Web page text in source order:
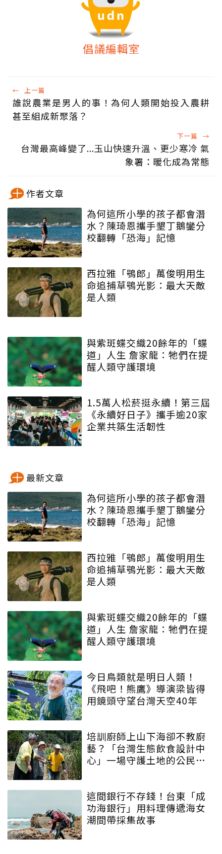
倡議編輯室
← 上一篇
誰說農業是男人的事！為何人類開始投入農耕
甚至組成新聚落？
下一篇 →
台灣最高峰變了...玉山快速升溫、更少寒冷 氣
象署：暖化成為常態
作者文章
為何這所小學的孩子都會潛
水？陳琦恩攜手墾丁鵝鑾分
校翻轉「恐海」記憶
西拉雅「鴞郎」萬俊明用生
命追捕草鴞光影：最大天敵
是人類
與紫斑蝶交織20餘年的「蝶
道」人生 詹家龍：牠們在提
醒人類守護環境
1.5萬人松菸挺永續！第三屆
《永續好日子》攜手逾20家
企業共築生活韌性
最新文章
為何這所小學的孩子都會潛
水？陳琦恩攜手墾丁鵝鑾分
校翻轉「恐海」記憶
西拉雅「鴞郎」萬俊明用生
命追捕草鴞光影：最大天敵
是人類
與紫斑蝶交織20餘年的「蝶
道」人生 詹家龍：牠們在提
醒人類守護環境
今日鳥類就是明日人類！
《飛吧！熊鷹》導演梁皆得
用鏡頭守望台灣天空40年
培訓廚師上山下海卻不教廚
藝？「台灣生態飲食設計中
心」一場守護土地的公民運
這間銀行不存錢！台東「成
功海銀行」用料理傳遞海女
潮間帶採集故事